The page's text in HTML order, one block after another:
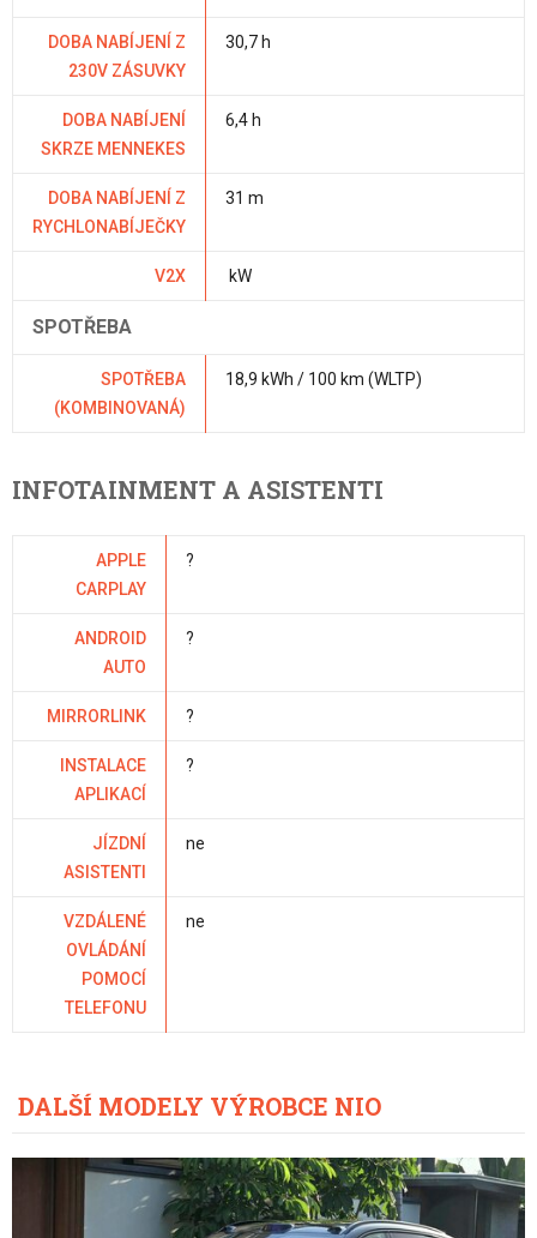
DOBA NABÍJENÍ Z
230V ZÁSUVKY
30,7 h
DOBA NABÍJENÍ
SKRZE MENNEKES
6,4 h
DOBA NABÍJENÍ Z
RYCHLONABÍJEČKY
31 m
V2X kW
SPOTŘEBA
SPOTŘEBA
(KOMBINOVANÁ)
18,9 kWh / 100 km (WLTP)
INFOTAINMENT A ASISTENTI
APPLE
CARPLAY
?
ANDROID
AUTO
?
MIRRORLINK ?
INSTALACE
APLIKACÍ
?
JÍZDNÍ
ASISTENTI
ne
VZDÁLENÉ
OVLÁDÁNÍ
POMOCÍ
TELEFONU
ne
DALŠÍ MODELY VÝROBCE NIO